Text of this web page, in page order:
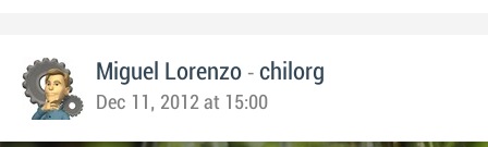
Miguel Lorenzo - chilorg
Dec 11, 2012 at 15:00